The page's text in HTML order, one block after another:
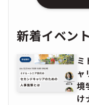
新着イベント
ミ
ャ
境
け